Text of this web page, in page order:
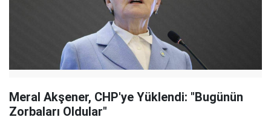
Meral Akşener, CHP'ye Yüklendi: "Bugünün
Zorbaları Oldular"